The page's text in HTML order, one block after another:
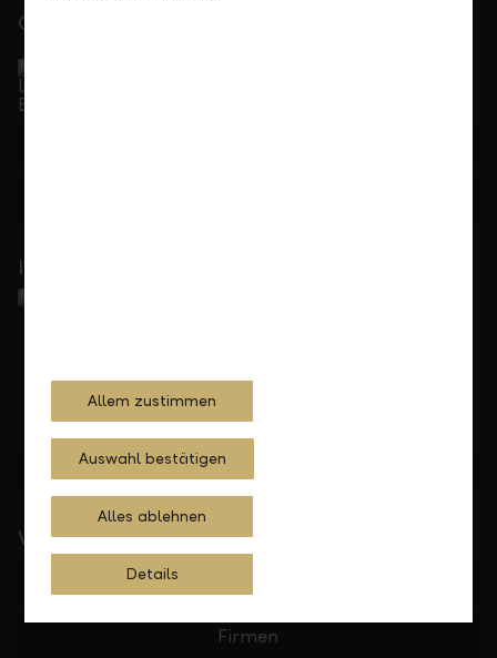
Gerne für Sie da
In Ihrer Nähe
Standorte finden
Wichtige Links
Firmen
Allem zustimmen
Auswahl bestätigen
Alles ablehnen
Details